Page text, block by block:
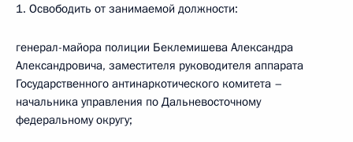
1. Освободить от занимаемой должности:
генерал-майора полиции Беклемишева Александра
Александровича, заместителя руководителя аппарата
Государственного антинаркотического комитета –
начальника управления по Дальневосточному
федеральному округу;